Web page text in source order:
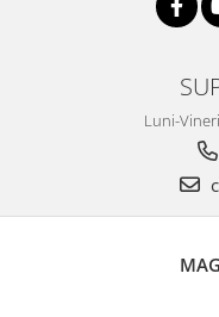
Luni-